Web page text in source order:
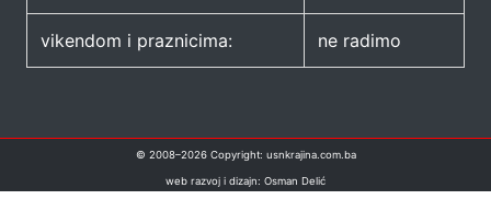
vikendom i praznicima: ne radimo
© 2008–2026Copyright: usnkrajina.com.ba
web razvoj i dizajn: Osman Delić